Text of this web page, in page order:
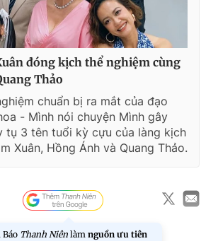
đóng kịch thể nghiệm cùng
Thảo
chuẩn bị ra mắt của đạo
- Mình nói chuyện Mình gây
tụ 3 tên tuổi kỳ cựu của làng kịch
Xuân, Hồng Ánh và Quang Thảo.
Báo Thanh Niên làm nguồn ưu tiên